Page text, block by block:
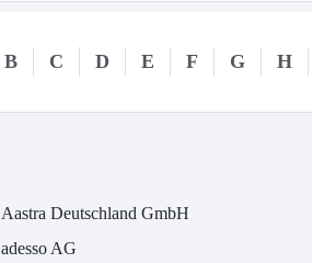
B C D E F G H
Aastra Deutschland GmbH
adesso AG